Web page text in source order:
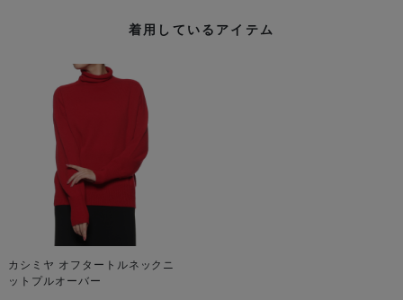
着用しているアイテム
カシミヤ オフタートルネックニ
ットプルオーバー